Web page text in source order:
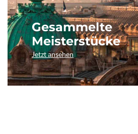
Gesammelte
Meisterstücke
Jetzt ansehen